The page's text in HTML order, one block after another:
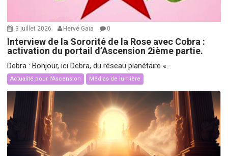
3 juillet 2026 Hervé Gaïa 0
Interview de la Sororité de la Rose avec Cobra :
activation du portail d’Ascension 2ième partie.
Debra : Bonjour, ici Debra, du réseau planétaire «...
Actualité pour l'Ascension Médias de lumière